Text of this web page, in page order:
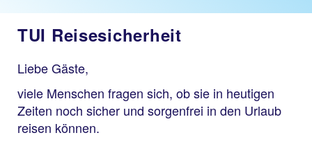
TUI Reisesicherheit
Liebe Gäste,
viele Menschen fragen sich, ob sie in heutigen
Zeiten noch sicher und sorgenfrei in den Urlaub
reisen können.